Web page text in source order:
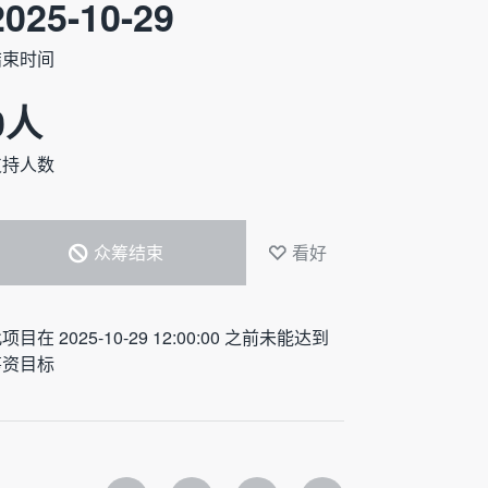
10-29
时间
人
人数
众筹结束 看好
目在 2025-10-29 12:00:00 之前未能达到
目标